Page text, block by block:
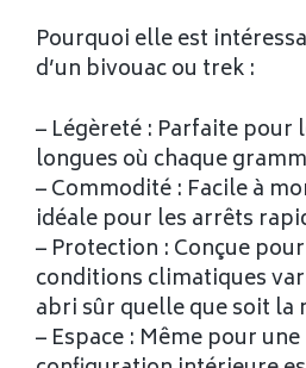
Pourquoi elle est
d’un bivouac ou trek :
– Légèreté : Parfaite pour
longues où chaque
– Commodité : Facile à
idéale pour les arrêts
– Protection : Conçue
conditions climatiques
abri sûr quelle que soit la
– Espace : Même pour